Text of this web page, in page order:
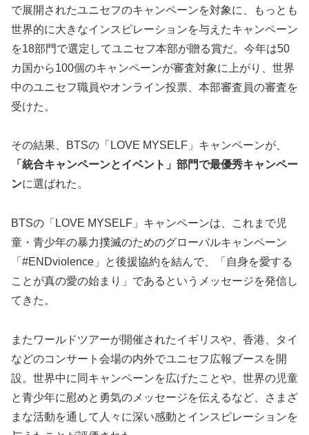
で展開されたユニセフのキャンペーンを対象に、もっとも
世界的に大きなインスピレーションを与えたキャンペーン
を18部門で選定してユニセフ本部が贈る賞だ。今年は50
カ国から100個のキャンペーンが審査対象に上がり、世界
中のユニセフ職員やオンライン投票、本部審査員の審査を
受けた。
その結果、BTSの「LOVE MYSELF」キャンペーンが、
「統合キャンペーンとイベント」部門で最優秀キャンペー
ンに選ばれた。
BTSの「LOVE MYSELF」キャンペーンは、これまで児
童・青少年の暴力撲滅のためのグローバルキャンペーン
「#ENDviolence」と後援協約を結んで、「自身を愛する
ことが真の愛の始まり」であるというメッセージを発信し
てきた。
またワールドツアーが開催されたイギリスや、香港、タイ
などのコンサート会場の内外でユニセフ広報ブースを開
設。世界中に同キャンペーンを広げたことや、世界の児童
と青少年に慰めと勇気のメッセージを伝えるなど、さまざ
まな活動を通して人々に深い感動とインスピレーションを